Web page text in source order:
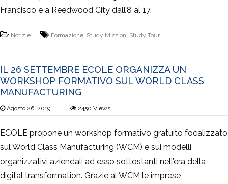
Francisco e a Reedwood City dall’8 al 17.
Notizie Formazione Study Mission Study Tour
IL 26 SETTEMBRE ECOLE ORGANIZZA UN
WORKSHOP FORMATIVO SUL WORLD CLASS
MANUFACTURING
Agosto 26, 2019 2450 Views
ECOLE propone un workshop formativo gratuito focalizzato
sul World Class Manufacturing (WCM) e sui modelli
organizzativi aziendali ad esso sottostanti nell’era della
digital transformation. Grazie al WCM le imprese